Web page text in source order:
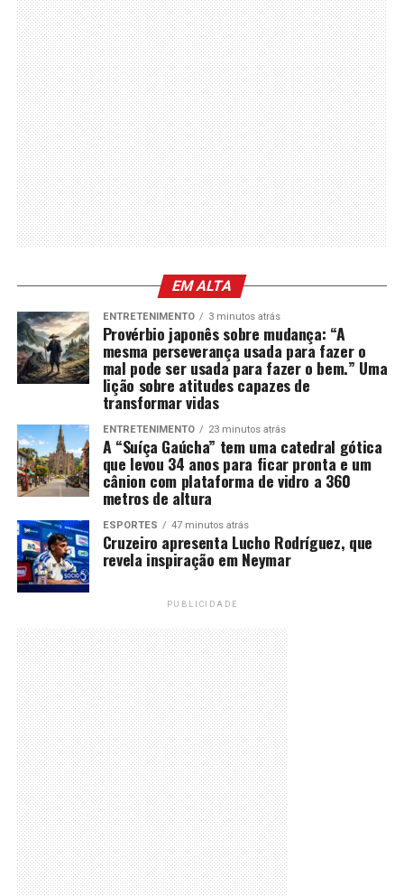
EM ALTA
ENTRETENIMENTO 3 minutos atrás
Provérbio japonês sobre mudança: “A
mesma perseverança usada para fazer o
mal pode ser usada para fazer o bem.” Uma
lição sobre atitudes capazes de
transformar vidas
ENTRETENIMENTO 23 minutos atrás
A “Suíça Gaúcha” tem uma catedral gótica
que levou 34 anos para ficar pronta e um
cânion com plataforma de vidro a 360
metros de altura
ESPORTES 47 minutos atrás
Cruzeiro apresenta Lucho Rodríguez, que
revela inspiração em Neymar
PUBLICIDADE